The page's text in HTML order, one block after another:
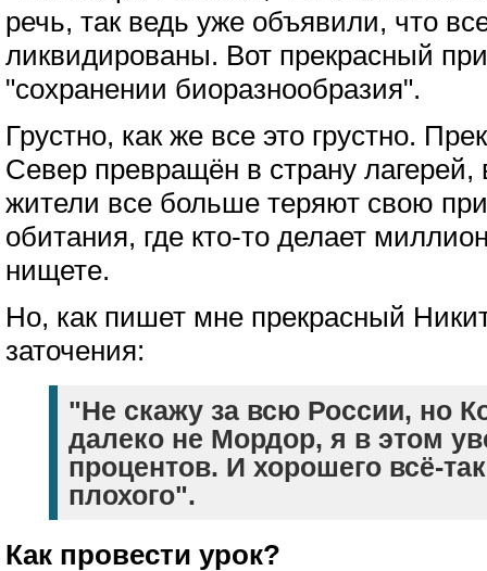
речь, так ведь уже объявили, что
ликвидированы. Вот прекрасный
"сохранении биоразнообразия".
Грустно, как же все это грустно.
Север превращён в страну лагерей,
жители все больше теряют свою
обитания, где кто-то делает
нищете.
Но, как пишет мне прекрасный
заточения:
"Не скажу за всю России, но
далеко не Мордор, я в этом
процентов. И хорошего всё-
плохого".
Как провести урок?